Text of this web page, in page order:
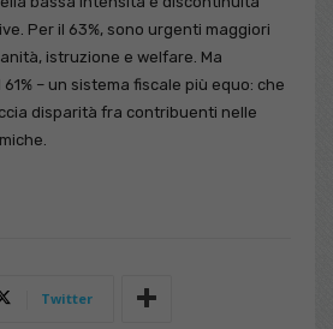
Per il 63%, sono urgenti maggiori
istruzione e welfare. Ma
– un sistema fiscale più equo: che
disparità fra contribuenti nelle
Twitter